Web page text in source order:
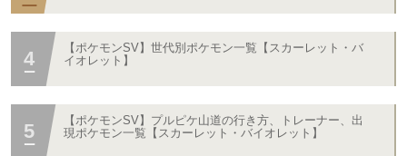
【ポケモンSV】世代別ポケモン一覧【スカーレット・バ
イオレット】
【ポケモンSV】プルピケ山道の行き方、トレーナー、出
現ポケモン一覧【スカーレット・バイオレット】